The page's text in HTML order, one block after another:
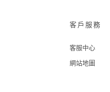
客戶服務
客服中心
網站地圖